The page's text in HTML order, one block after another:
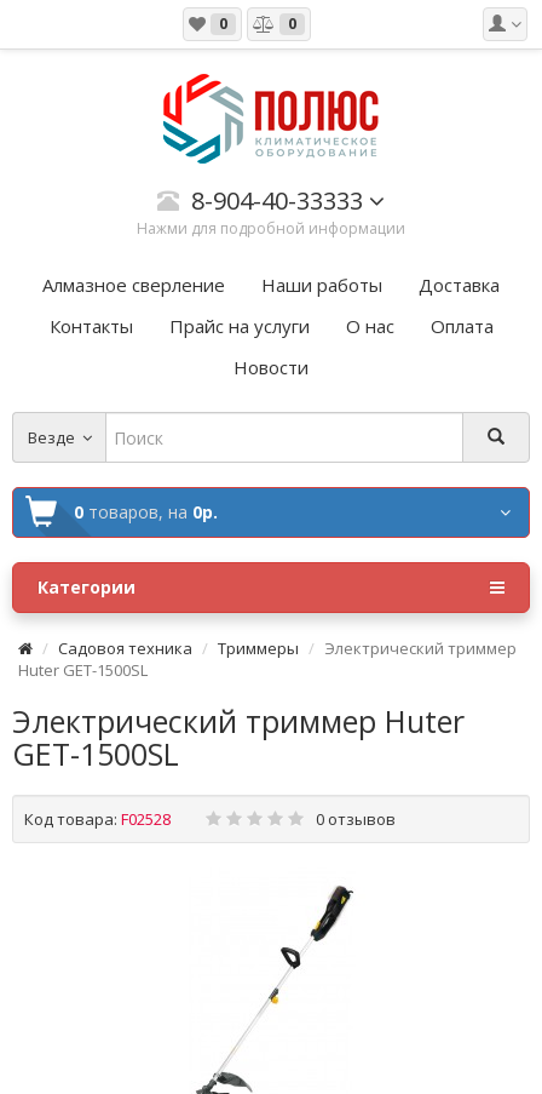
0 0
8-904-40-33333
Нажми для подробной информации
Алмазное сверление Наши работы
Доставка
Контакты
Прайс на услуги О нас
Оплата
Новости
Везде
0 товаров, на 0р.
Категории
Садовоя техника Триммеры
Электрический триммер
Huter GET-1500SL
Электрический триммер Huter
GET-1500SL
Код товара: F02528 0 отзывов